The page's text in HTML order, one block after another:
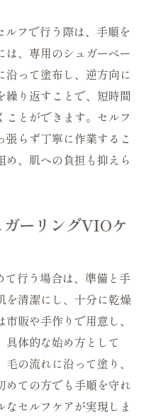
フで行う際は、手順を
、専用のシュガーペー
沿って塗布し、逆方向に
繰り返すことで、短時間
とができます。セルフ
らず丁寧に作業するこ
め、肌への負担も抑えら
ーリングVIOケ
行う場合は、準備と手
を清潔にし、十分に乾燥
販や手作りで用意し、
体的な始め方として
の流れに沿って塗り、
めての方でも手順を守れ
セルフケアが実現しま